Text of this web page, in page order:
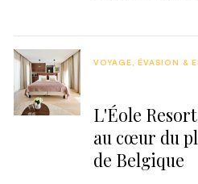
L'Éole
au cœur du
de Belgique
VOYAGE, ÉVASION &